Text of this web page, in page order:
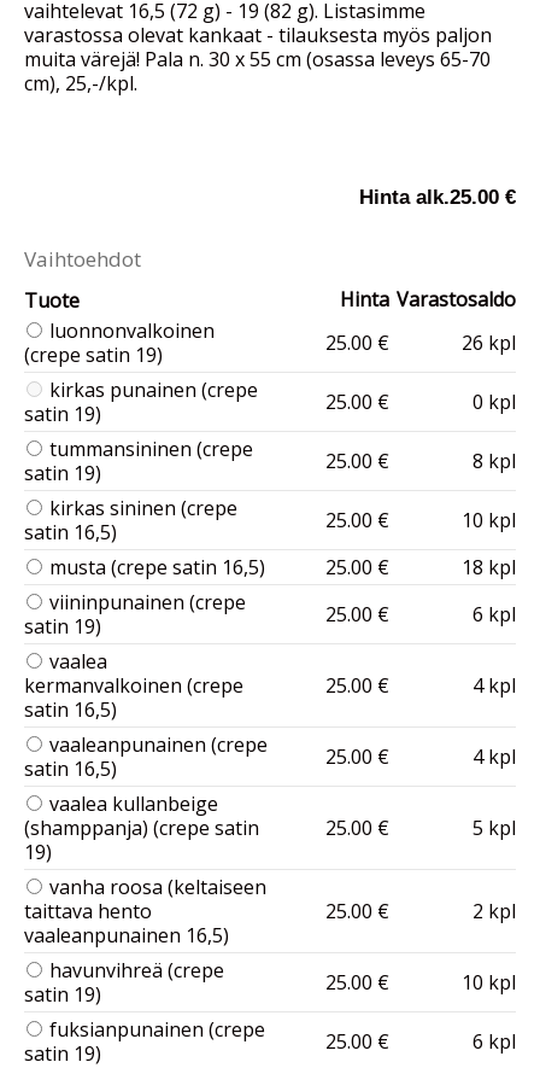
vaihtelevat 16,5 (72 g) - 19 (82 g). Listasimme
varastossa olevat kankaat - tilauksesta myös paljon
muita värejä! Pala n. 30 x 55 cm (osassa leveys 65-70
cm), 25,-/kpl.
Hinta alk.25.00 €
Vaihtoehdot
Tuote Hinta Varastosaldo
luonnonvalkoinen
(crepe satin 19)
25.00 €
26 kpl
kirkas punainen (crepe
satin 19)
25.00 €
0 kpl
tummansininen (crepe
satin 19)
25.00 €
8 kpl
kirkas sininen (crepe
satin 16,5)
25.00 €
10 kpl
musta (crepe satin 16,5)
25.00 €
18 kpl
viininpunainen (crepe
satin 19)
25.00 €
6 kpl
vaalea
kermanvalkoinen (crepe
satin 16,5)
25.00 € 4 kpl
vaaleanpunainen (crepe
satin 16,5)
25.00 €
4 kpl
vaalea kullanbeige
(shamppanja) (crepe satin
19)
25.00 € 5 kpl
vanha roosa (keltaiseen
taittava hento
vaaleanpunainen 16,5)
25.00 € 2 kpl
havunvihreä (crepe
satin 19)
25.00 €
10 kpl
fuksianpunainen (crepe
satin 19)
25.00 € 6 kpl